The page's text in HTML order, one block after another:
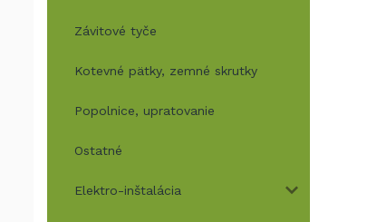
Závitové tyče
Kotevné pätky, zemné skrutky
Popolnice, upratovanie
Ostatné
Elektro-inštalácia